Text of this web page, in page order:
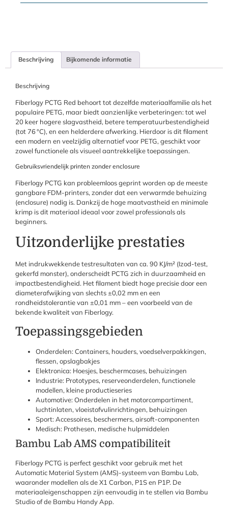
Beschrijving Bijkomende informatie
Beschrijving
Fiberlogy PCTG Red behoort tot dezelfde materiaalfamilie als het
populaire PETG, maar biedt aanzienlijke verbeteringen: tot wel
20 keer hogere slagvastheid, betere temperatuurbestendigheid
(tot 76 °C), en een helderdere afwerking. Hierdoor is dit filament
een modern en veelzijdig alternatief voor PETG, geschikt voor
zowel functionele als visueel aantrekkelijke toepassingen.
Gebruiksvriendelijk printen zonder enclosure
Fiberlogy PCTG kan probleemloos geprint worden op de meeste
gangbare FDM-printers, zonder dat een verwarmde behuizing
(enclosure) nodig is. Dankzij de hoge maatvastheid en minimale
krimp is dit materiaal ideaal voor zowel professionals als
beginners.
Uitzonderlijke prestaties
Met indrukwekkende testresultaten van ca. 90 KJ/m² (Izod-test,
gekerfd monster), onderscheidt PCTG zich in duurzaamheid en
impactbestendigheid. Het filament biedt hoge precisie door een
diameterafwijking van slechts ±0,02 mm en een
rondheidstolerantie van ±0,01 mm – een voorbeeld van de
bekende kwaliteit van Fiberlogy.
Toepassingsgebieden
Onderdelen: Containers, houders, voedselverpakkingen,
flessen, opslagbakjes
Elektronica: Hoesjes, beschermcases, behuizingen
Industrie: Prototypes, reserveonderdelen, functionele
modellen, kleine productieseries
Automotive: Onderdelen in het motorcompartiment,
luchtinlaten, vloeistofvulinrichtingen, behuizingen
Sport: Accessoires, beschermers, airsoft-componenten
Medisch: Prothesen, medische hulpmiddelen
Bambu Lab AMS compatibiliteit
Fiberlogy PCTG is perfect geschikt voor gebruik met het
Automatic Material System (AMS)-systeem van Bambu Lab,
waaronder modellen als de X1 Carbon, P1S en P1P. De
materiaaleigenschappen zijn eenvoudig in te stellen via Bambu
Studio of de Bambu Handy App.